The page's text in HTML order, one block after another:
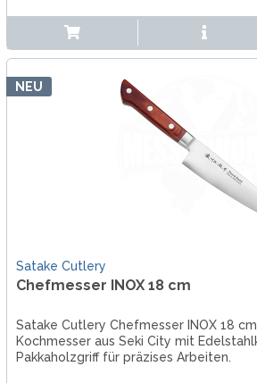
NEU
Satake Cutlery
Chefmesser INOX 18 cm
Satake Cutlery Chefmesser INOX 18
Kochmesser aus Seki City mit
Pakkaholzgriff für präzises Arbeiten.